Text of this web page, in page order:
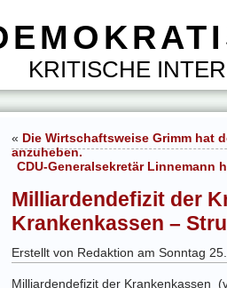
« Die Wirtschaftsweise Grimm hat
anzuheben.
CDU-Generalsekretär Linnemann
Milliardendefizit der
Krankenkassen –
Erstellt von Redaktion am Sonntag
Milliardendefizit der Krankenkassen